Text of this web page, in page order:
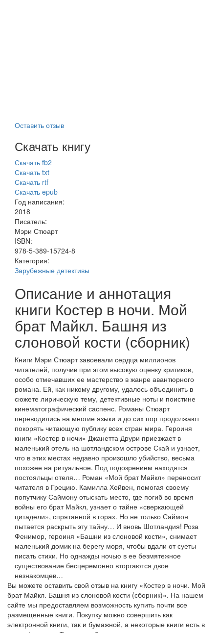
Оставить отзыв
Скачать книгу
Скачать fb2
Скачать txt
Скачать rtf
Скачать epub
Год написания:
2018
Писатель:
Мэри Стюарт
ISBN:
978-5-389-15724-8
Категория:
Зарубежные детективы
Описание и аннотация
книги Костер в ночи. Мой
брат Майкл. Башня из
слоновой кости (сборник)
Книги Мэри Стюарт завоевали сердца миллионов
читателей, получив при этом высокую оценку критиков,
особо отмечавших ее мастерство в жанре авантюрного
романа. Ей, как никому другому, удалось объединить в
сюжете лирическую тему, детективные ноты и поистине
кинематографический саспенс. Романы Стюарт
переводились на многие языки и до сих пор продолжают
покорять читающую публику всех стран мира. Героиня
книги «Костер в ночи» Джанетта Друри приезжает в
маленький отель на шотландском острове Скай и узнает,
что в этих местах недавно произошло убийство, весьма
похожее на ритуальное. Под подозрением находятся
постояльцы отеля… Роман «Мой брат Майкл» переносит
читателя в Грецию. Камилла Хейвен, помогая своему
попутчику Саймону отыскать место, где погиб во время
войны его брат Майкл, узнает о тайне «сверкающей
цитадели», спрятанной в горах. Но не только Саймон
пытается раскрыть эту тайну… И вновь Шотландия! Роза
Фенимор, героиня «Башни из слоновой кости», снимает
маленький домик на берегу моря, чтобы вдали от суеты
писать стихи. Но однажды ночью в ее безмятежное
существование бесцеремонно вторгаются двое
незнакомцев…
Вы можете оставить свой отзыв на книгу «Костер в ночи. Мой
брат Майкл. Башня из слоновой кости (сборник)». На нашем
сайте мы предоставляем возможность купить почти все
размещенные книги. Покупку можно совершить как
электронной книги, так и бумажной, а некоторые книги есть в